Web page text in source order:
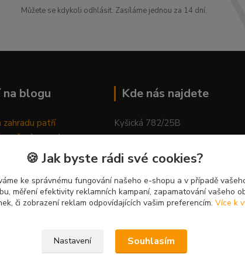
Můžete se kdykoli odhlásit. Zasíláme jednou za 14 dní.
na blogu
zahradu patří
proč relaxovat
přírody
pěstovat tulipány
článek
Kde nás najdete
Kyšická 782/25B
🍪 Jak byste rádi své cookies?
ke správnému fungování našeho e-shopu a v případě
měření efektivity reklamních kampaní, zapamatování vašeho
či zobrazení reklam odpovídajících vašim preferencím. Více k
Nastavení Souhlasím